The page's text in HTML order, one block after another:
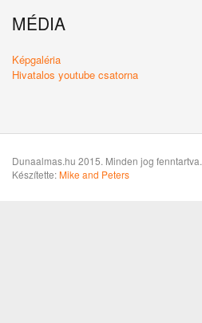
MÉDIA
Képgaléria
Hivatalos youtube csatorna
Dunaalmas.hu 2015. Minden jog fenntartva.
Készítette:Mike and Peters